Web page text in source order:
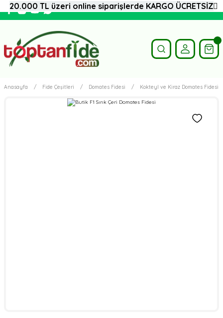
Anasayfa Fide Çeşitleri Domates Fidesi Kokteyl ve Kiraz Domates Fidesi
20.000 TL üzeri online siparişlerde KARGO ÜCRETSİZ